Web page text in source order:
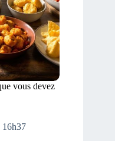
vous devez
16h37